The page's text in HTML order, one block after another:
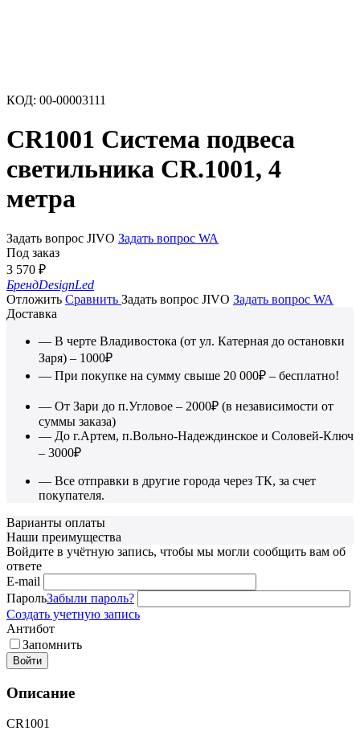
КОД: 00-00003111
CR1001 Система подвеса
светильника CR.1001, 4
метра
Задать вопрос JIVO Задать вопрос WA
Под заказ
3 570 ₽
БрендDesignLed
Отложить Сравнить Задать вопрос JIVO Задать вопрос WA
Доставка
— В черте Владивостока (от ул. Катерная до остановки
Заря) – 1000₽
— При покупке на сумму свыше 20 000₽ – бесплатно!
— От Зари до п.Угловое – 2000₽ (в независимости от
суммы заказа)
— До г.Артем, п.Вольно-Надеждинское и Соловей-Ключ
– 3000₽
— Все отправки в другие города через ТК, за счет
покупателя.
Варианты оплаты
Наши преимущества
Войдите в учётную запись, чтобы мы могли сообщить вам об
ответе
E-mail
ПарольЗабыли пароль?
Создать учетную запись
Антибот
Запомнить
Войти
Описание
CR1001